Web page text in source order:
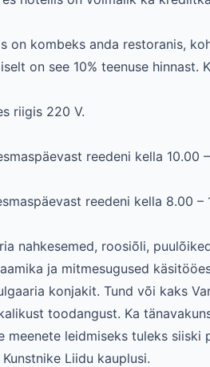
on kombeks anda restoranis,
on see 10% teenuse
riigis 220 V.
reedeni kella 10.00
reedeni kella 8.00 –
nahkesemed, roosiõli,
ja mitmesugused
konjakit. Tund või kaks
toodangust. Ka
meenete leidmiseks tuleks
Liidu kauplusi.